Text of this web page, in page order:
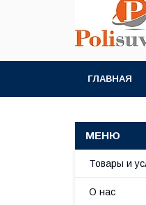
ГЛАВНАЯ
Товары и
О нас